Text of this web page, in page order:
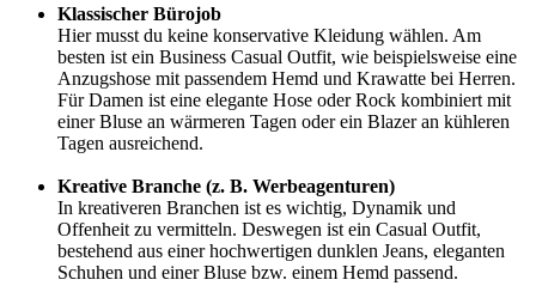
Klassischer Bürojob
Hier musst du keine konservative Kleidung wählen. Am
besten ist ein Business Casual Outfit, wie beispielsweise eine
Anzugshose mit passendem Hemd und Krawatte bei Herren.
Für Damen ist eine elegante Hose oder Rock kombiniert mit
einer Bluse an wärmeren Tagen oder ein Blazer an kühleren
Tagen ausreichend.
Kreative Branche (z. B. Werbeagenturen)
In kreativeren Branchen ist es wichtig, Dynamik und
Offenheit zu vermitteln. Deswegen ist ein Casual Outfit,
bestehend aus einer hochwertigen dunklen Jeans, eleganten
Schuhen und einer Bluse bzw. einem Hemd passend.